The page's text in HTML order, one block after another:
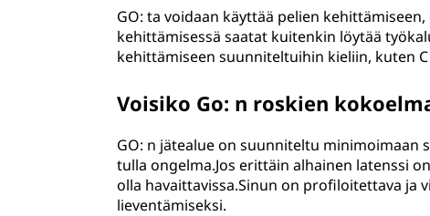
GO: ta voidaan käyttää pelien
kehittämisessä saatat kuitenkin löytää
kehittämiseen suunniteltuihin kieliin, kuten C
Voisiko Go: n roskien
GO: n jätealue on suunniteltu minimoimaan
tulla ongelma.Jos erittäin alhainen latenssi
olla havaittavissa.Sinun on profiloitettava ja
lieventämiseksi.